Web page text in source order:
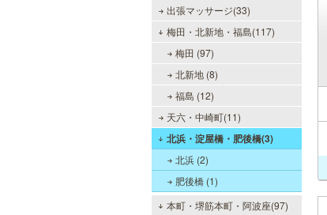
出張マッサージ(33)
梅田・北新地・福島(117)
梅田 (97)
北新地 (8)
福島 (12)
天六・中崎町(11)
北浜・淀屋橋・肥後橋(3)
北浜 (2)
肥後橋 (1)
本町・堺筋本町・阿波座(97)